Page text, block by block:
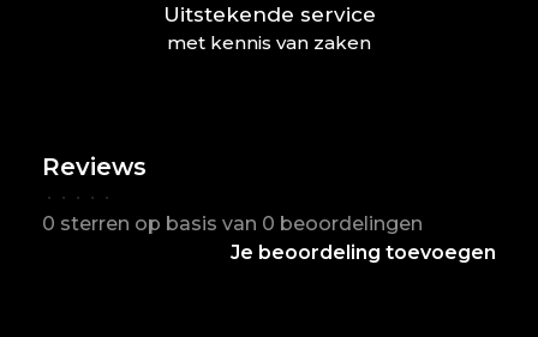
Uitstekende service
met kennis van zaken
Reviews
• • • • •
0 sterren op basis van 0 beoordelingen
Je beoordeling toevoegen